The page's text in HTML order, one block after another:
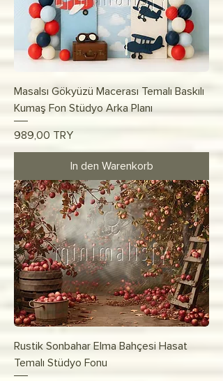
Masalsı Gökyüzü Macerası Temalı Baskılı
Kumaş Fon Stüdyo Arka Planı
Preis
989,00 TRY
In den Warenkorb
Rustik Sonbahar Elma Bahçesi Hasat
Temalı Stüdyo Fonu